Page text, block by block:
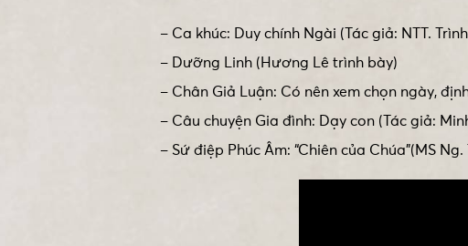
– Ca khúc: Duy chính Ngài (Tác giả: NTT.
– Dưỡng Linh (Hương Lê trình bày)
– Chân Giả Luận: Có nên xem chọn ngày,
– Câu chuyện Gia đình: Dạy con (Tác giả:
– Sứ điệp Phúc Âm: “Chiên của Chúa”(MS